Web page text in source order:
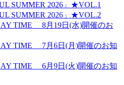
SUMMER 2026」★VOL.1
SUMMER 2026」★VOL.2
TIME 8月19日(水)開催のお
TIME 7月6日(月)開催のお知
TIME 6月9日(火)開催のお知